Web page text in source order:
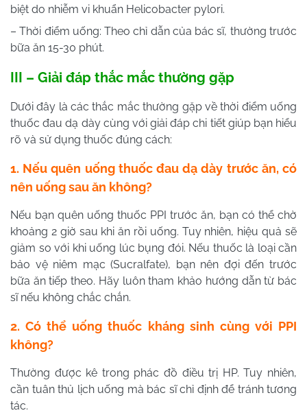
biệt do nhiễm vi khuẩn Helicobacter pylori.
– Thời điểm uống: Theo chỉ dẫn của bác sĩ, thường trước
bữa ăn 15-30 phút.
III – Giải đáp thắc mắc thường gặp
Dưới đây là các thắc mắc thường gặp về thời điểm uống
thuốc đau dạ dày cùng với giải đáp chi tiết giúp bạn hiểu
rõ và sử dụng thuốc đúng cách:
1. Nếu quên uống thuốc đau dạ dày trước ăn, có
nên uống sau ăn không?
Nếu bạn quên uống thuốc PPI trước ăn, bạn có thể chờ
khoảng 2 giờ sau khi ăn rồi uống. Tuy nhiên, hiệu quả sẽ
giảm so với khi uống lúc bụng đói. Nếu thuốc là loại cần
bảo vệ niêm mạc (Sucralfate), bạn nên đợi đến trước
bữa ăn tiếp theo. Hãy luôn tham khảo hướng dẫn từ bác
sĩ nếu không chắc chắn.
2. Có thể uống thuốc kháng sinh cùng với PPI
không?
Thường được kê trong phác đồ điều trị HP. Tuy nhiên,
cần tuân thủ lịch uống mà bác sĩ chỉ định để tránh tương
tác.